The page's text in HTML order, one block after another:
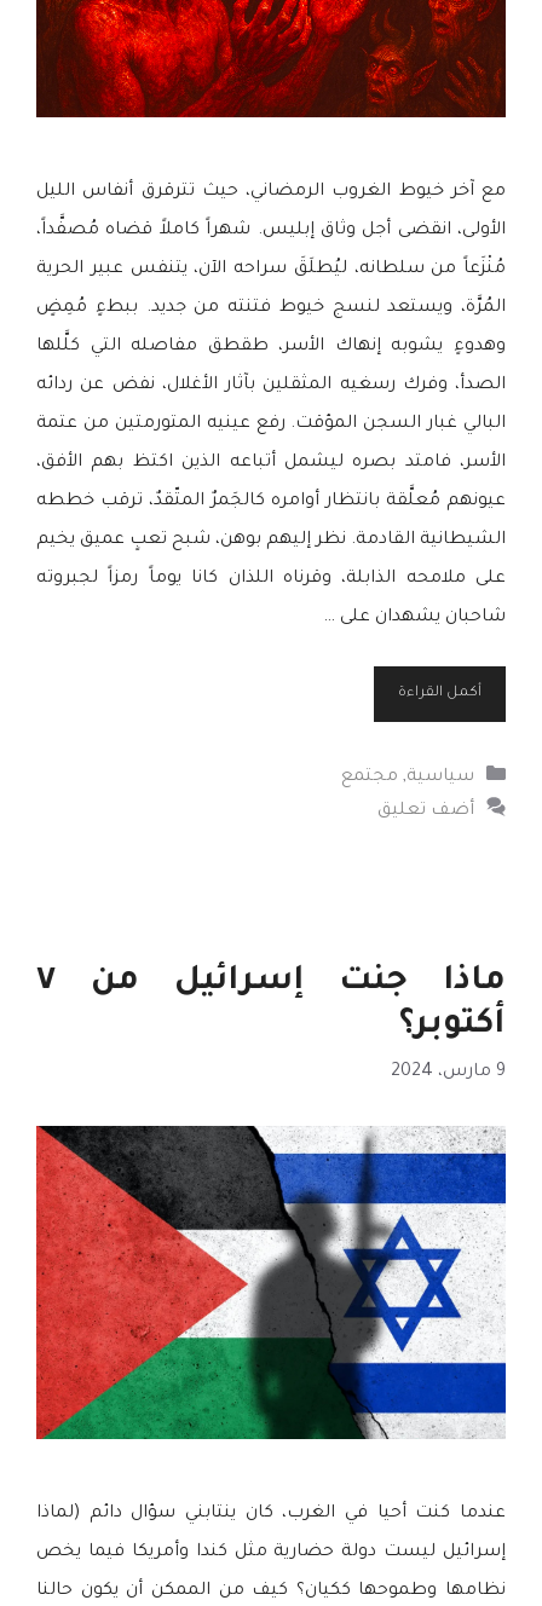
مع آخر خيوط الغروب الرمضاني، حيث تترقرق أنفاس الليل
الأولى، انقضى أجل وثاق إبليس. شهراً كاملاً قضاه مُصفَّداً،
مُنْزَعاً من سلطانه، ليُطلَقَ سراحه الآن، يتنفس عبير الحرية
المُرَّة، ويستعد لنسج خيوط فتنته من جديد. ببطءٍ مُمِضٍ
وهدوءٍ يشوبه إنهاك الأسر، طقطق مفاصله التي كلَّلها
الصدأ، وفرك رسغيه المثقلين بآثار الأغلال، نفض عن ردائه
البالي غبار السجن المؤقت. رفع عينيه المتورمتين من عتمة
الأسر، فامتد بصره ليشمل أتباعه الذين اكتظ بهم الأفق،
عيونهم مُعلَّقة بانتظار أوامره كالجَمرٌ المتّقدٌ، ترقب خططه
الشيطانية القادمة. نظر إليهم بوهن، شبح تعبٍ عميق يخيم
على ملامحه الذابلة، وقرناه اللذان كانا يوماً رمزاً لجبروته
شاحبان يشهدان على …
أكمل القراءة
التصنيفات
سياسية, مجتمع
أضف تعليق
ماذا جنت إسرائيل من ٧
أكتوبر؟
9 مارس، 2024
عندما كنت أحيا في الغرب، كان ينتابني سؤال دائم (لماذا
إسرائيل ليست دولة حضارية مثل كندا وأمريكا فيما يخص
نظامها وطموحها ككيان؟ كيف من الممكن أن يكون حالنا